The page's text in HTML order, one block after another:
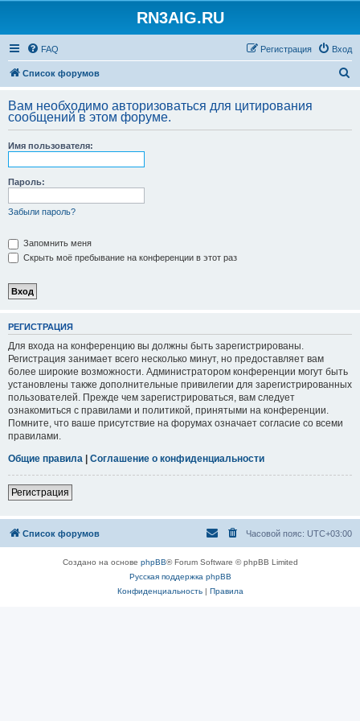
RN3AIG.RU
FAQ Вход
Регистрация
Список форумов
с
Вам необходимо авторизоваться для цитирования
сообщений в этом форуме.
Имя пользователя:
Пароль:
Забыли пароль?
Запомнить меня
Скрыть моё пребывание на конференции в этот раз
РЕГИСТРАЦИЯ
Для входа на конференцию вы должны быть зарегистрированы.
Регистрация занимает всего несколько минут, но предоставляет вам
более широкие возможности. Администратором конференции могут быть
установлены также дополнительные привилегии для зарегистрированных
пользователей. Прежде чем зарегистрироваться, вам следует
ознакомиться с правилами и политикой, принятыми на конференции.
Помните, что ваше присутствие на форумах означает согласие со всеми
правилами.
Общие правила | Соглашение о конфиденциальности
Регистрация
Список форумов Часовой пояс: UTC+03:00
Создано на основе phpBB® Forum Software © phpBB Limited
Русская поддержка phpBB
Конфиденциальность| Правила